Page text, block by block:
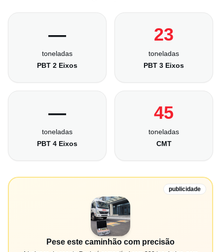
—
toneladas
PBT 2 Eixos
23
toneladas
PBT 3 Eixos
—
toneladas
PBT 4 Eixos
45
toneladas
CMT
publicidade
Pese este caminhão com precisão